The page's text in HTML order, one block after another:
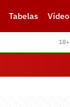
Tabelas